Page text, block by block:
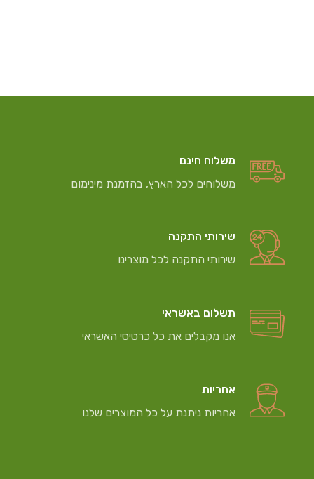
משלוח חינם
משלוחים לכל הארץ, בהזמנת מינימום
שירותי התקנה
שירותי התקנה לכל מוצרינו
תשלום באשראי
אנו מקבלים את כל כרטיסי האשראי
אחריות
אחריות ניתנת על כל המוצרים שלנו